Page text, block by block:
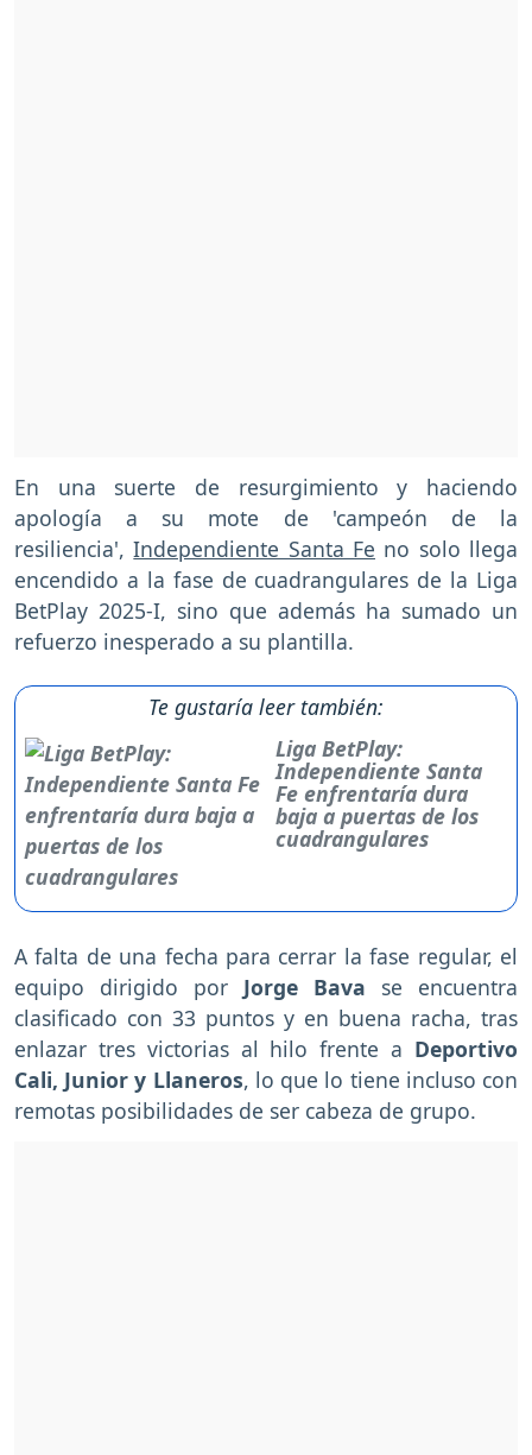
En una suerte de resurgimiento y haciendo
apología a su mote de 'campeón de la
resiliencia',Independiente Santa Fe no solo llega
encendido a la fase de cuadrangulares de la Liga
BetPlay 2025-I, sino que además ha sumado un
refuerzo inesperado a su plantilla.
Te gustaría leer también:
Liga BetPlay:
Independiente Santa
Fe enfrentaría dura
baja a puertas de los
cuadrangulares
A falta de una fecha para cerrar la fase regular, el
equipo dirigido por Jorge Bava se encuentra
clasificado con 33 puntos y en buena racha, tras
enlazar tres victorias al hilo frente a Deportivo
Cali, Junior y Llaneros, lo que lo tiene incluso con
remotas posibilidades de ser cabeza de grupo.